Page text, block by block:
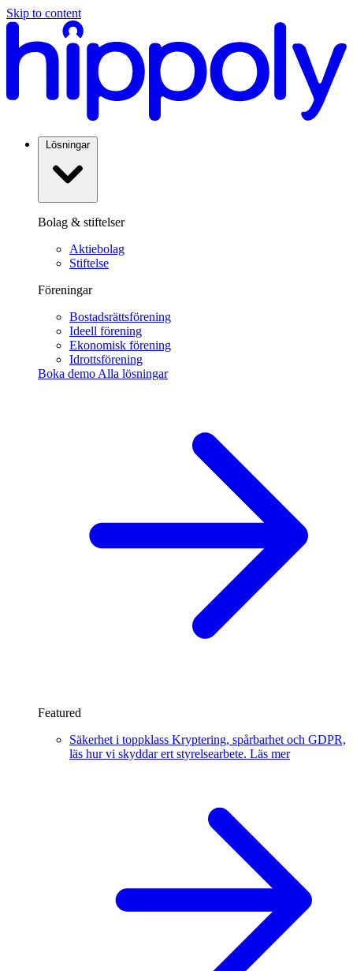
Skip to content
Lösningar
Bolag & stiftelser
Aktiebolag
Stiftelse
Föreningar
Bostadsrättsförening
Ideell förening
Ekonomisk förening
Idrottsförening
Boka demo Alla lösningar
Featured
Säkerhet i toppklass Kryptering, spårbarhet och GDPR,
läs hur vi skyddar ert styrelsearbete. Läs mer